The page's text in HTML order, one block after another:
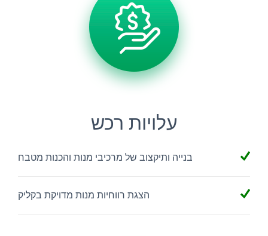
עלויות רכש
בנייה ותיקצוב של מרכיבי מנות והכנות מטבח
הצגת רווחיות מנות מדויקת בקליק